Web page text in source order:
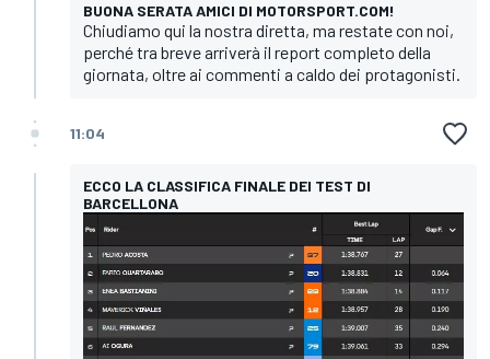
BUONA SERATA AMICI DI MOTORSPORT.COM!
Chiudiamo qui la nostra diretta, ma restate con noi,
perché tra breve arriverà il report completo della
giornata, oltre ai commenti a caldo dei protagonisti.
11:04
ECCO LA CLASSIFICA FINALE DEI TEST DI
BARCELLONA